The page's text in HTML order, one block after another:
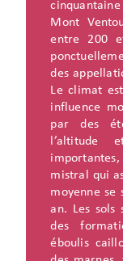
Mont
entre 200
des
Le climat
influence
par des
l’altitude
importantes,
mistral qui
moyenne se
an. Les sols
des
éboulis